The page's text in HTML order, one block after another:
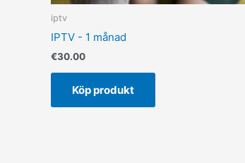
iptv
IPTV - 1 månad
€30.00
Köp produkt